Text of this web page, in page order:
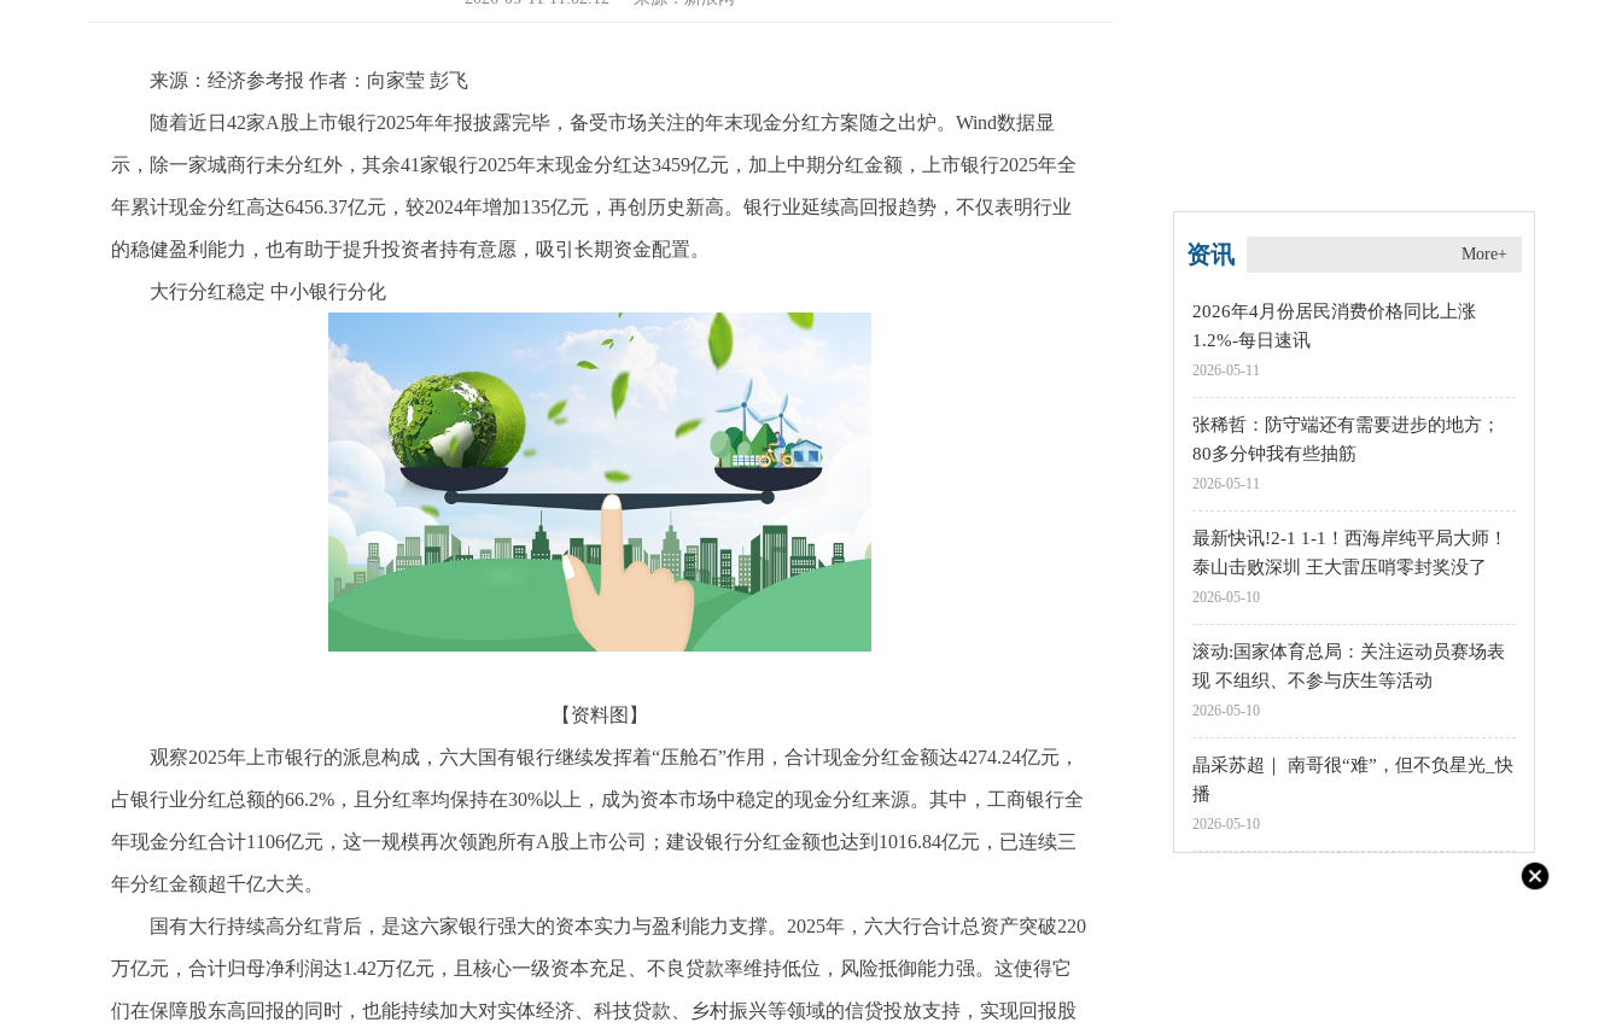
来源：经济参考报 作者：向家莹 彭飞
随着近日42家A股上市银行2025年年报披露完毕，备受市场关注的年末现金分红方案随之出炉。Wind数据显
示，除一家城商行未分红外，其余41家银行2025年末现金分红达3459亿元，加上中期分红金额，上市银行2025年全
年累计现金分红高达6456.37亿元，较2024年增加135亿元，再创历史新高。银行业延续高回报趋势，不仅表明行业
的稳健盈利能力，也有助于提升投资者持有意愿，吸引长期资金配置。
大行分红稳定 中小银行分化
【资料图】
观察2025年上市银行的派息构成，六大国有银行继续发挥着“压舱石”作用，合计现金分红金额达4274.24亿元，
占银行业分红总额的66.2%，且分红率均保持在30%以上，成为资本市场中稳定的现金分红来源。其中，工商银行全
年现金分红合计1106亿元，这一规模再次领跑所有A股上市公司；建设银行分红金额也达到1016.84亿元，已连续三
年分红金额超千亿大关。
国有大行持续高分红背后，是这六家银行强大的资本实力与盈利能力支撑。2025年，六大行合计总资产突破220
万亿元，合计归母净利润达1.42万亿元，且核心一级资本充足、不良贷款率维持低位，风险抵御能力强。这使得它
们在保障股东高回报的同时，也能持续加大对实体经济、科技贷款、乡村振兴等领域的信贷投放支持，实现回报股
资讯 More+
2026年4月份居民消费价格同比上涨
1.2%-每日速讯
2026-05-11
张稀哲：防守端还有需要进步的地方；
80多分钟我有些抽筋
2026-05-11
最新快讯!2-1 1-1！西海岸纯平局大师！
泰山击败深圳 王大雷压哨零封奖没了
2026-05-10
滚动:国家体育总局：关注运动员赛场表
现 不组织、不参与庆生等活动
2026-05-10
晶采苏超｜ 南哥很“难”，但不负星光_快
播
2026-05-10